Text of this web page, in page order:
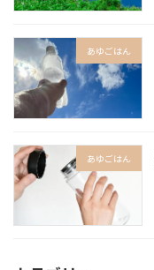
あゆごはん
あゆごはん